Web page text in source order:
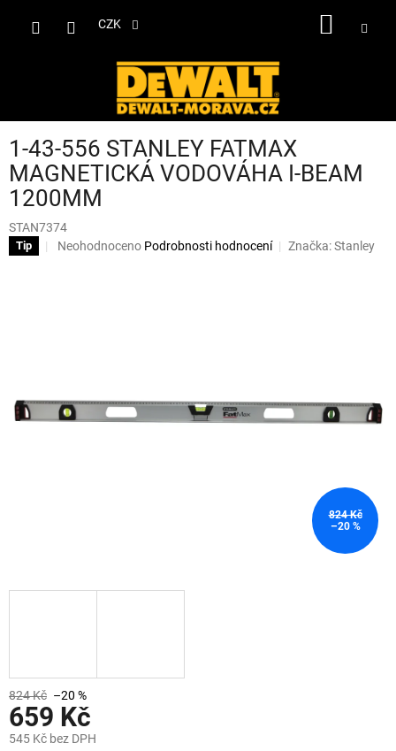
CZK
1-43-556 STANLEY FATMAX
MAGNETICKÁ VODOVÁHA I-BEAM
1200MM
STAN7374
Tip
Průměrné
Neohodnoceno Podrobnosti hodnocení Značka:Stanley
824 Kč
–20 %
824 Kč –20 %
659 Kč
545 Kč bez DPH